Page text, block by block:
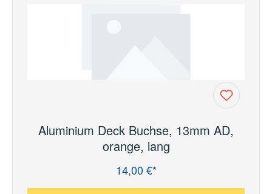
Aluminium Deck Buchse, 13mm AD,
orange, lang
14,00 €*